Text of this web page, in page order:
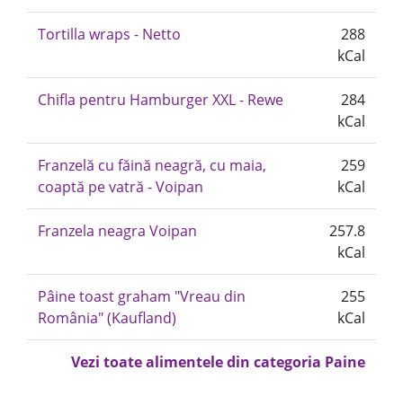
Tortilla wraps - Netto
288
kCal
Chifla pentru Hamburger XXL - Rewe
284
kCal
Franzelă cu făină neagră, cu maia,
coaptă pe vatră - Voipan
259
kCal
Franzela neagra Voipan
257.8
kCal
Pâine toast graham "Vreau din
România" (Kaufland)
255
kCal
Vezi toate alimentele din categoria Paine